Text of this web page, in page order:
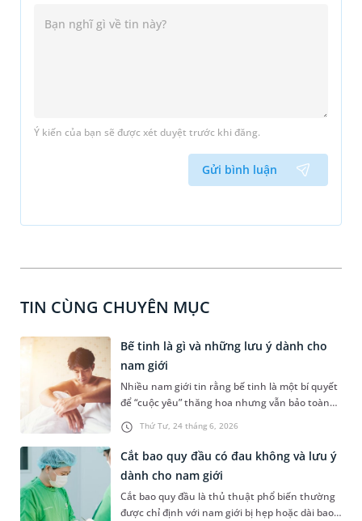
Ý kiến của bạn sẽ được xét duyệt trước khi đăng.
Gửi bình luận
TIN CÙNG CHUYÊN MỤC
Thứ Tư, 24 tháng 6, 2026
Bế tinh là gì và những lưu ý dành cho
nam giới
Nhiều nam giới tin rằng bế tinh là một bí quyết
để “cuộc yêu” thăng hoa nhưng vẫn bảo toàn
phong độ. Bài viết dưới đây sẽ giúp bạn hiểu rõ
hơn bế tinh là gì, có tiềm ẩn những nguy cơ sức
khỏe gì không và những vấn đề nam giới cần
Cắt bao quy đầu có đau không và lưu ý
dành cho nam giới
Cắt bao quy đầu là thủ thuật phổ biến thường
được chỉ định với nam giới bị hẹp hoặc dài bao